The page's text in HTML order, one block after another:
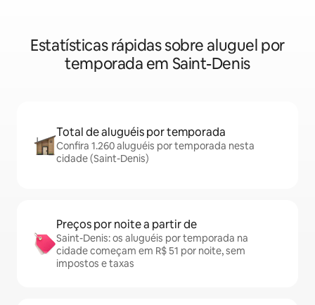
Estatísticas rápidas sobre aluguel por
temporada em Saint-Denis
Total de aluguéis por temporada
Confira 1.260 aluguéis por temporada nesta
cidade (Saint-Denis)
Preços por noite a partir de
Saint-Denis: os aluguéis por temporada na
cidade começam em R$ 51 por noite, sem
impostos e taxas